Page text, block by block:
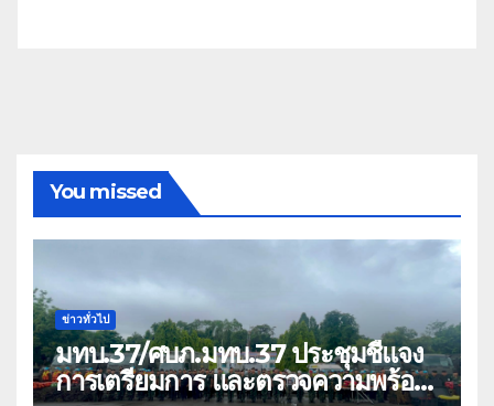
You missed
ข่าวทั่วไป
มทบ.37/ศบภ.มทบ.37 ประชุมชี้แจง
การเตรียมการ และตรวจความพร้อม